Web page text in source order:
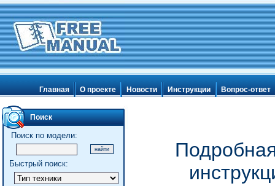
Главная О проекте Новости Инструкции Вопрос-ответ
Поиск
Поиск по модели:
Быстрый поиск: